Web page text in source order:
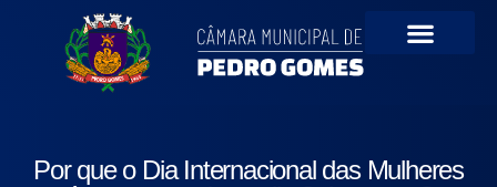
Por que o Dia Internacional das Mulheres